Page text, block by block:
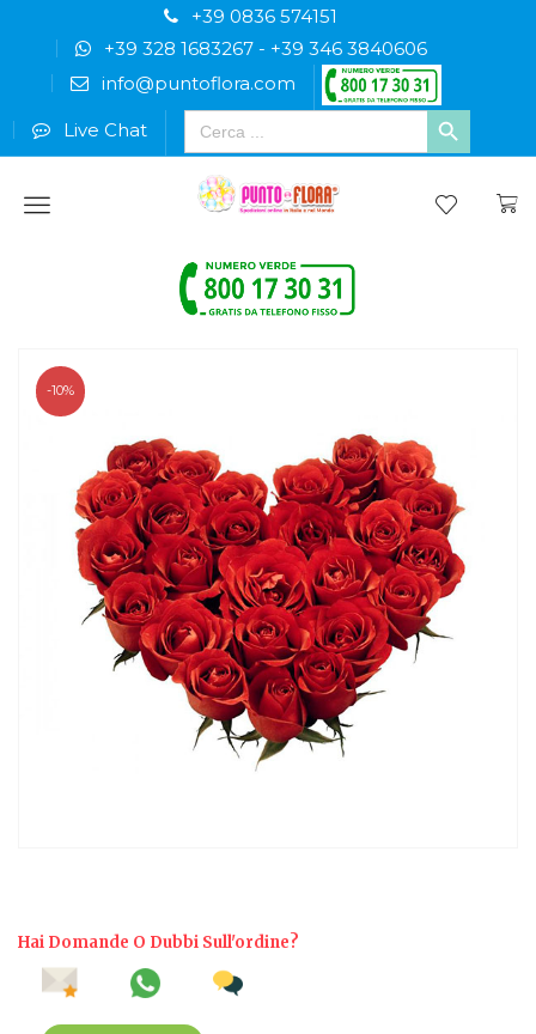
+39 0836 574151
+39 328 1683267- +39 346 3840606
info@puntoflora.com
Live Chat
Search
for:
Menu
-10%
Hai Domande O Dubbi Sull'ordine?